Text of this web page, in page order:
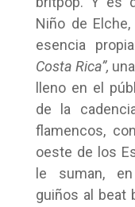
Niño de
esencia
Costa Rica”,
lleno en el
de la
flamencos,
oeste de los
le suman,
guiños al beat